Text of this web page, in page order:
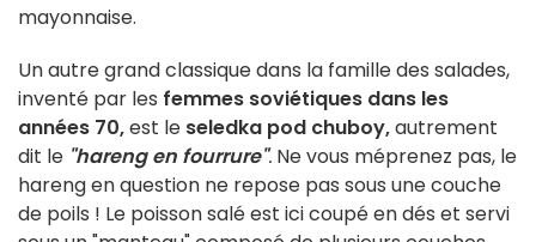
mayonnaise.
Un autre grand classique dans la famille des salades,
inventé par les femmes soviétiques dans les
années 70,est le seledka pod chuboy,autrement
dit le "hareng en fourrure". Ne vous méprenez pas, le
hareng en question ne repose pas sous une couche
de poils ! Le poisson salé est ici coupé en dés et servi